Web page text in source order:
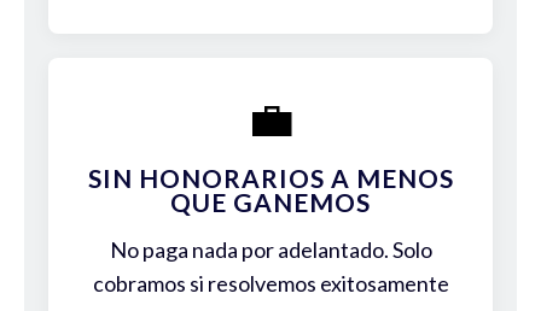
💼
SIN HONORARIOS A MENOS
QUE GANEMOS
No paga nada por adelantado. Solo
cobramos si resolvemos exitosamente